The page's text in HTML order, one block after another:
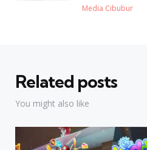
Posted
Media Cibubur
Related posts
You might also like